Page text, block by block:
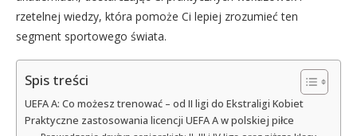
rzetelnej wiedzy, która pomoże Ci lepiej zrozumieć ten
segment sportowego świata.
Spis treści
UEFA A: Co możesz trenować – od II ligi do Ekstraligi Kobiet
Praktyczne zastosowania licencji UEFA A w polskiej piłce